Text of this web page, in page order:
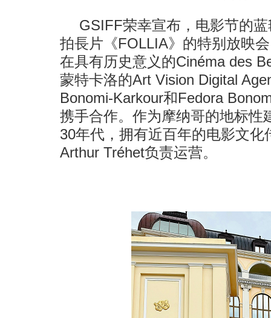
GSIFF荣幸宣布，电影节的
拍長片《FOLLIA》的特别放映
在具有历史意义的Cinéma des
蒙特卡洛的Art Vision Digital
Bonomi-Karkour和Fedora
携手合作。作为摩纳哥的地标性
30年代，拥有近百年的电影文
Arthur Tréhet负责运营。